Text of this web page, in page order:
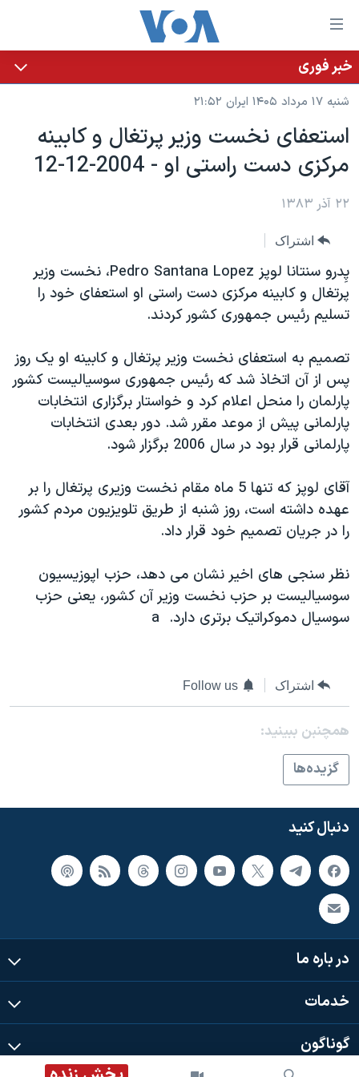
لینکهای
قابل
دسترسی
جهش
محتوای
اصلی
جهش
به
اصلی
جهش
به
جستجو
خانه
نسخه سبک وب‌سایت
موضوع ها
ایران
آمریکا
گزیده‌ها
ویژه برنامه‌ها
فرهنگ و زندگی
حقوق شهروندی
اقتصادی
اسرائیل در جنگ
برنامه های تلویزیونی
جدول برنامه ها
صفحه‌های ویژه
عملیات خشم حماسی
۲۵۰سالگی آمریکا
مستندها
انتخابات ریاست جمهوری آمریکا ۲۰۲۴
حمله جمهوری اسلامی به اسرائیل
ورزش زنان در ایران
اعتراضات زن، زندگی، آزادی
تریبونال مردمی آبان ۹۸
دادگاه حمید نوری
اعتراضات مردمی آبان ۹۸
همایش محافظه‌کاران آمریکا «سی‌پک»
صفحه‌های ویژه
سفر پرزیدنت ترامپ به چین
پخش رادیویی
یادگیری زبان انگلیسی
دنبال کنید
زبانهای مختلف
خبر فوری
شنبه ۱۷ مرداد ۱۴۰۵ ایران ۲۱:۵۲
استعفای نخست وزير پرتغال و کابينه
‏مرکزی دست راستی او - 2004-12-12
۲۲ آذر ۱۳۸۳
اشتراک
پِدرو سنتانا لوپز ‏Pedro Santana Lopez، نخست وزير
پرتغال و کابينه ‏مرکزی دست راستی او استعفای خود را
تسليم رئيس جمهوری ‏کشور کردند.‏
تصميم به استعفای نخست وزير پرتغال و کابينه او يک روز
پس از ‏آن اتخاذ شد که رئيس جمهوری سوسياليست کشور
پارلمان را ‏منحل اعلام کرد و خواستار برگزاری انتخابات
پارلمانی پيش از ‏موعد مقرر شد. دور بعدی انتخابات
پارلمانی قرار بود در سال ‏‏2006 برگزار شود.‏
آقای لوپز که تنها 5 ماه مقام نخست وزيری پرتغال را بر
عهده ‏داشته است، روز شنبه از طريق تلويزيون مردم کشور
را در جريان ‏تصميم خود قرار داد.‏
نظر سنجی های اخير نشان می دهد، حزب اپوزيسيون
سوسياليست ‏بر حزب نخست وزير آن کشور، يعنی حزب
سوسيال دموکراتيک ‏برتری دارد. ‏ a
اشتراک Follow us
همچنبن ببینید:
گزيده‌ها
دنبال کنید
در باره ما
خدمات
گوناگون